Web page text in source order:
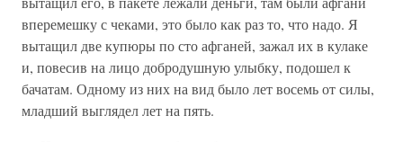
вперемешку с чеками, это было как раз то, что надо. Я
вытащил две купюры по сто афганей, зажал их в кулаке
и, повесив на лицо добродушную улыбку, подошел к
бачатам. Одному из них на вид было лет восемь от силы,
младший выглядел лет на пять.